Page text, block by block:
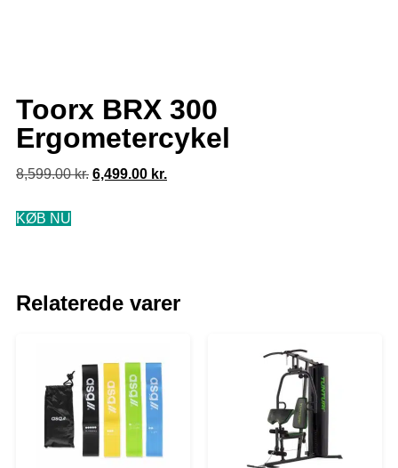
Toorx BRX 300
Ergometercykel
8,599.00kr. 6,499.00 kr.
KØB NU
Relaterede varer